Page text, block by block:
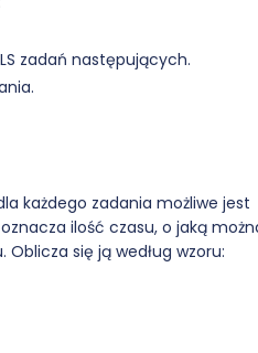
zadań następujących.
każdego zadania możliwe jest
ilość czasu, o jaką
się ją według wzoru: